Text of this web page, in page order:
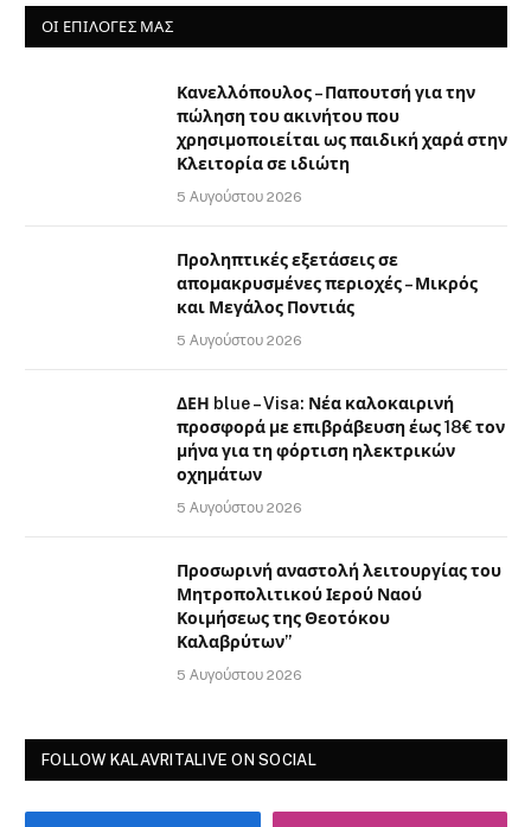
ΟΙ ΕΠΙΛΟΓΈΣ ΜΑΣ
Κανελλόπουλος – Παπουτσή για την
πώληση του ακινήτου που
χρησιμοποιείται ως παιδική χαρά στην
Κλειτορία σε ιδιώτη
5 Αυγούστου 2026
Προληπτικές εξετάσεις σε
απομακρυσμένες περιοχές – Μικρός
και Μεγάλος Ποντιάς
5 Αυγούστου 2026
ΔΕΗ blue – Visa: Νέα καλοκαιρινή
προσφορά με επιβράβευση έως 18€ τον
μήνα για τη φόρτιση ηλεκτρικών
οχημάτων
5 Αυγούστου 2026
Προσωρινή αναστολή λειτουργίας του
Μητροπολιτικού Ιερού Ναού
Κοιμήσεως της Θεοτόκου
Καλαβρύτων”
5 Αυγούστου 2026
FOLLOW KALAVRITALIVE ON SOCIAL